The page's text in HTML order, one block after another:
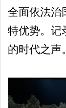
全面依法治
特优势。记
的时代之声。